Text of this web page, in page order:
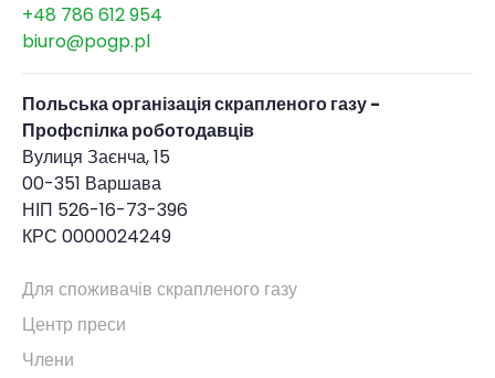
+48 786 612 954
biuro@pogp.pl
Польська організація скрапленого газу -
Профспілка роботодавців
Вулиця Заєнча, 15
00-351 Варшава
НІП 526-16-73-396
КРС 0000024249
Для споживачів скрапленого газу
Центр преси
Члени